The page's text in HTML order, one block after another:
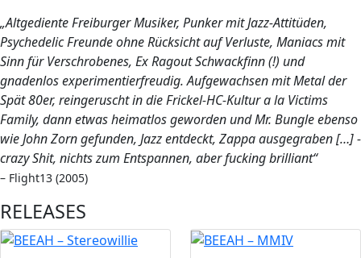
„Altgediente Freiburger Musiker, Punker mit Jazz-Attitüden,
Psychedelic Freunde ohne Rücksicht auf Verluste, Maniacs mit
Sinn für Verschrobenes, Ex Ragout Schwackfinn (!) und
gnadenlos experimentierfreudig. Aufgewachsen mit Metal der
Spät 80er, reingeruscht in die Frickel-HC-Kultur a la Victims
Family, dann etwas heimatlos geworden und Mr. Bungle ebenso
wie John Zorn gefunden, Jazz entdeckt, Zappa ausgegraben […] -
crazy Shit, nichts zum Entspannen, aber fucking brilliant“
– Flight13 (2005)
RELEASES